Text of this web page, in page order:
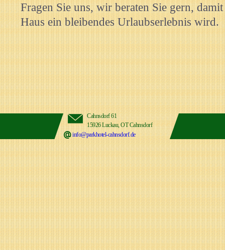
Fragen Sie uns, wir beraten Sie gern,
Haus ein bleibendes Urlaubserlebnis wird.
Cahnsdorf 61
15926 Luckau, OT Cahnsdorf
info@parkhotel-cahnsdorf.de